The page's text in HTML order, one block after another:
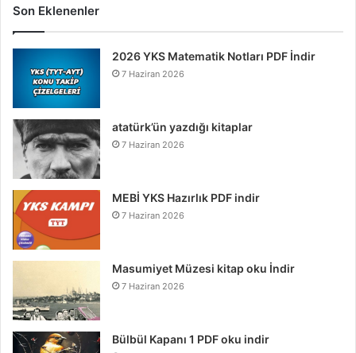
Son Eklenenler
2026 YKS Matematik Notları PDF İndir
7 Haziran 2026
atatürk’ün yazdığı kitaplar
7 Haziran 2026
MEBİ YKS Hazırlık PDF indir
7 Haziran 2026
Masumiyet Müzesi kitap oku İndir
7 Haziran 2026
Bülbül Kapanı 1 PDF oku indir